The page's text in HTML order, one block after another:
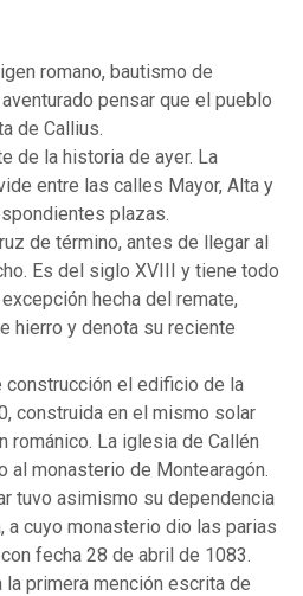
romano, bautismo de
pensar que el pueblo
de Callius.
de la historia de ayer. La
entre las calles Mayor, Alta y
plazas.
de término, antes de llegar al
Es del siglo XVIII y tiene todo
hecha del remate,
hierro y denota su reciente
construcción el edificio de la
construida en el mismo solar
románico. La iglesia de Callén
al monasterio de Montearagón.
tuvo asimismo su dependencia
a cuyo monasterio dio las parias
fecha 28 de abril de 1083.
primera mención escrita de